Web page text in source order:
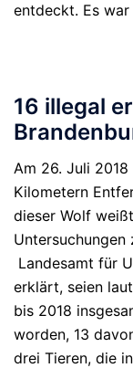
entdeckt. Es
16 illegal
Am 26. Juli
Kilometern
dieser Wolf
Untersuchungen
Landesamt für
erklärt, seien
bis 2018
worden, 13
drei Tieren, die